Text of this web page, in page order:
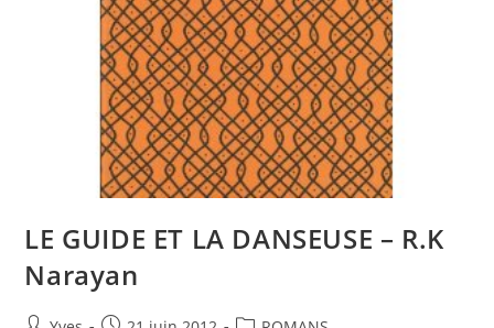
LE GUIDE ET LA DANSEUSE – R.K
Narayan